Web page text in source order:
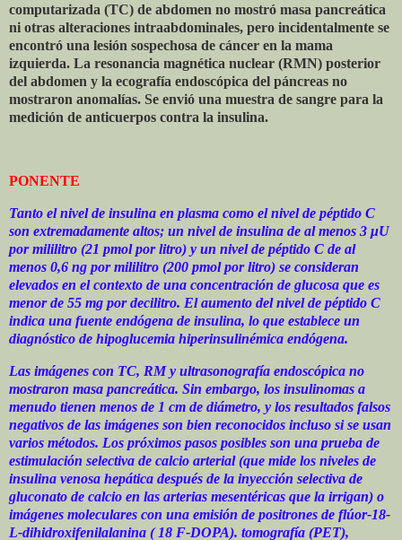
computarizada (TC) de abdomen no mostró masa pancreática
ni otras alteraciones intraabdominales, pero incidentalmente se
encontró una lesión sospechosa de cáncer en la mama
izquierda. La resonancia magnética nuclear (RMN) posterior
del abdomen y la ecografía endoscópica del páncreas no
mostraron anomalías. Se envió una muestra de sangre para la
medición de anticuerpos contra la insulina.
PONENTE
Tanto el nivel de insulina en plasma como el nivel de péptido C
son extremadamente altos; un nivel de insulina de al menos 3 μU
por mililitro (21 pmol por litro) y un nivel de péptido C de al
menos 0,6 ng por mililitro (200 pmol por litro) se consideran
elevados en el contexto de una concentración de glucosa que es
menor de 55 mg por decilitro. El aumento del nivel de péptido C
indica una fuente endógena de insulina, lo que establece un
diagnóstico de hipoglucemia hiperinsulinémica endógena.
Las imágenes con TC, RM y ultrasonografía endoscópica no
mostraron masa pancreática. Sin embargo, los insulinomas a
menudo tienen menos de 1 cm de diámetro, y los resultados falsos
negativos de las imágenes son bien reconocidos incluso si se usan
varios métodos. Los próximos pasos posibles son una prueba de
estimulación selectiva de calcio arterial (que mide los niveles de
insulina venosa hepática después de la inyección selectiva de
gluconato de calcio en las arterias mesentéricas que la irrigan) o
imágenes moleculares con una emisión de positrones de flúor-18-
L-dihidroxifenilalanina ( 18 F-DOPA). tomografía (PET),